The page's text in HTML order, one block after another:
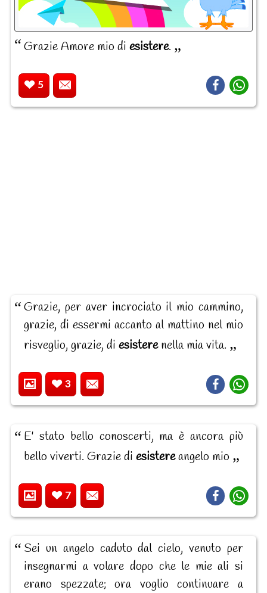
Grazie Amore mio di esistere.
5
Grazie, per aver incrociato il mio cammino,
grazie, di essermi accanto al mattino nel mio
risveglio, grazie, di esisterenella mia vita.
3
E' stato bello conoscerti, ma è ancora più
bello viverti. Grazie di esistereangelo mio
7
Sei un angelo caduto dal cielo, venuto per
insegnarmi a volare dopo che le mie ali si
erano spezzate; ora voglio continuare a